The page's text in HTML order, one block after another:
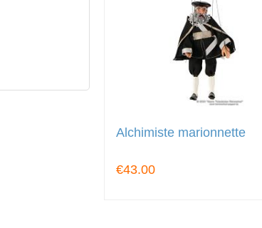
Alchimiste marionnette
€43.00